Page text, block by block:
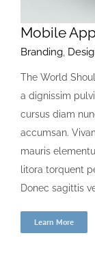
Mobile
Branding,
The World
a dignissim
cursus diam
accumsan.
mauris
litora torquent
Donec sagittis
Learn More